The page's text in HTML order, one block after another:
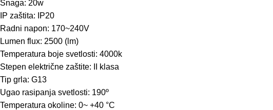
Snaga: 20w
IP zaštita: IP20
Radni napon: 170~240V
Lumen flux: 2500 (lm)
Temperatura boje svetlosti: 4000k
Stepen električne zaštite: II klasa
Tip grla: G13
Ugao rasipanja svetlosti: 190º
Temperatura okoline: 0~ +40 °C